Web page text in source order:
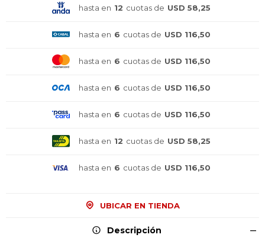
hasta en 12 cuotas de USD 58,25
hasta en 6 cuotas de USD 116,50
hasta en 6 cuotas de USD 116,50
hasta en 6 cuotas de USD 116,50
hasta en 6 cuotas de USD 116,50
hasta en 12 cuotas de USD 58,25
hasta en 6 cuotas de USD 116,50
UBICAR EN TIENDA
Descripción
Comprá en 3 cuotas sin recargo o hasta en
* sujeto aprobación crediticia.
Comprá en 3 cuotas sin recargo o hasta en
* sujeto aprobación crediticia.
Comprá en 3 cuotas sin recargo o hasta en
* sujeto aprobación crediticia.